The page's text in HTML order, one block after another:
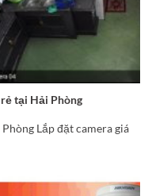
tại Hải Phòng
Lắp đặt camera giá